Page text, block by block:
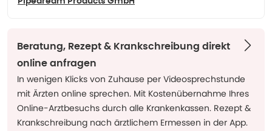
Beratung, Rezept & Krankschreibung direkt
online anfragen
In wenigen Klicks von Zuhause per Videosprechstunde
mit Ärzten online sprechen. Mit Kostenübernahme Ihres
Online-Arztbesuchs durch alle Krankenkassen. Rezept &
Krankschreibung nach ärztlichem Ermessen in der App.